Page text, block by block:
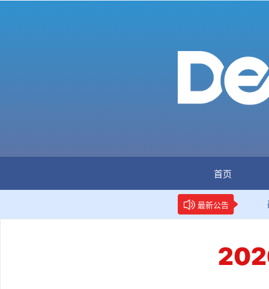
首页
最新公告
新华网权威报道：两项